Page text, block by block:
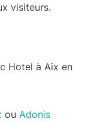
visiteurs.
Hotel à Aix en
ou Adonis